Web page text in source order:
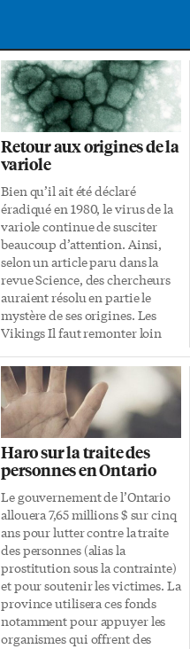
Retour aux origines de la
variole
Bien qu’il ait été déclaré
éradiqué en 1980, le virus de la
variole continue de susciter
beaucoup d’attention. Ainsi,
selon un article paru dans la
revue Science, des chercheurs
auraient résolu en partie le
mystère de ses origines. Les
Vikings Il faut remonter loin
par une étude sur le
mouvement des populations
vikings à la fin du premier
millénaire. Un projet connexe
voit alors le jour, dont l’objectif
est d’évaluer la présence d’ADN
de la variole sur les restes de
1867 individus. Les
scientifiques identifient ainsi
11 personnes du nord de
l’Europe, de l’ouest de la […]
Haro sur la traite des
personnes en Ontario
Le gouvernement de l’Ontario
allouera 7,65 millions $ sur cinq
ans pour lutter contre la traite
des personnes (alias la
prostitution sous la contrainte)
et pour soutenir les victimes. La
province utilisera ces fonds
notamment pour appuyer les
organismes qui offrent des